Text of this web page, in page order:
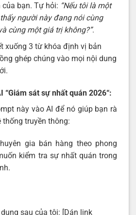
bạn. Tự hỏi: “Nếu tôi là một
người này đang nói cùng
cùng một giá trị không?”.
xuống 3 từ khóa định vị bản
ghép chúng vào mọi nội dung
“Giám sát sự nhất quán 2026“:
này vào AI để nó giúp bạn rà
truyền thông:
gia bán hàng theo phong
kiểm tra sự nhất quán trong
sau của tôi: [Dán link